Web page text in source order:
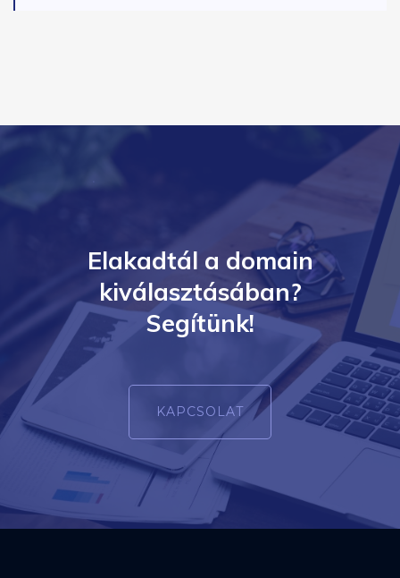
Elakadtál a domain
kiválasztásában?
Segítünk!
KAPCSOLAT